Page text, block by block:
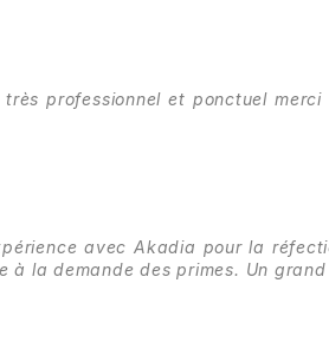
très professionnel et ponctuel
avec Akadia pour la
à la demande des primes. Un